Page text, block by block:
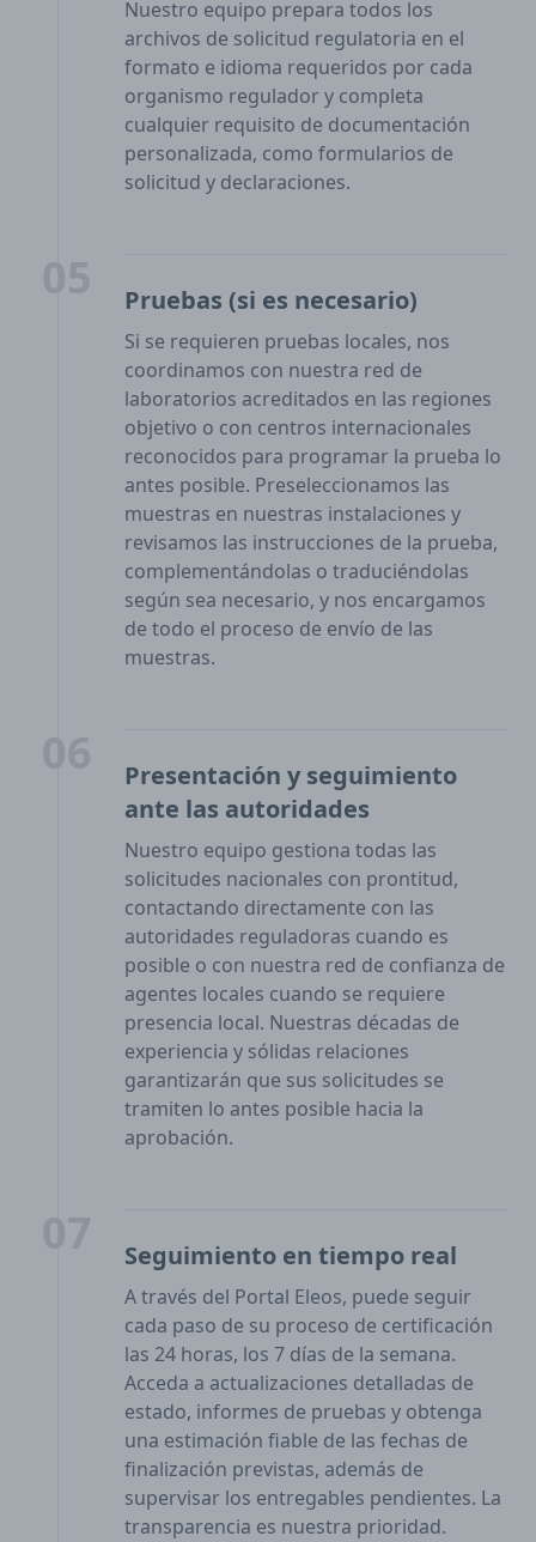
Nuestro equipo prepara todos los
archivos de solicitud regulatoria en el
formato e idioma requeridos por cada
organismo regulador y completa
cualquier requisito de documentación
personalizada, como formularios de
solicitud y declaraciones.
Pruebas (si es necesario)
Si se requieren pruebas locales, nos
coordinamos con nuestra red de
laboratorios acreditados en las regiones
objetivo o con centros internacionales
reconocidos para programar la prueba lo
antes posible. Preseleccionamos las
muestras en nuestras instalaciones y
revisamos las instrucciones de la prueba,
complementándolas o traduciéndolas
según sea necesario, y nos encargamos
de todo el proceso de envío de las
muestras.
Presentación y seguimiento
ante las autoridades
Nuestro equipo gestiona todas las
solicitudes nacionales con prontitud,
contactando directamente con las
autoridades reguladoras cuando es
posible o con nuestra red de confianza de
agentes locales cuando se requiere
presencia local. Nuestras décadas de
experiencia y sólidas relaciones
garantizarán que sus solicitudes se
tramiten lo antes posible hacia la
aprobación.
Seguimiento en tiempo real
A través del Portal Eleos, puede seguir
cada paso de su proceso de certificación
las 24 horas, los 7 días de la semana.
Acceda a actualizaciones detalladas de
estado, informes de pruebas y obtenga
una estimación fiable de las fechas de
finalización previstas, además de
supervisar los entregables pendientes. La
transparencia es nuestra prioridad.